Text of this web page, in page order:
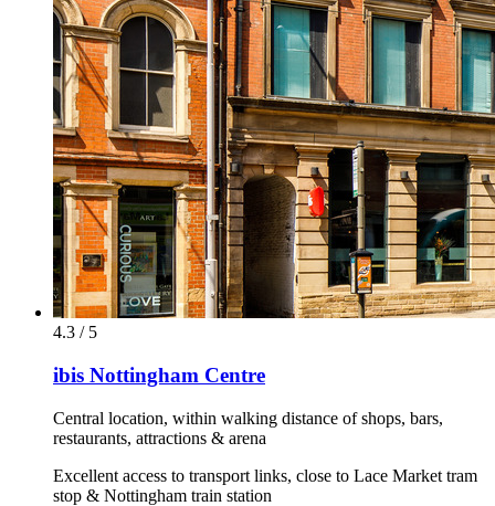
4.3 / 5
ibis Nottingham Centre
Central location, within walking distance of shops, bars,
restaurants, attractions & arena
Excellent access to transport links, close to Lace Market tram
stop & Nottingham train station